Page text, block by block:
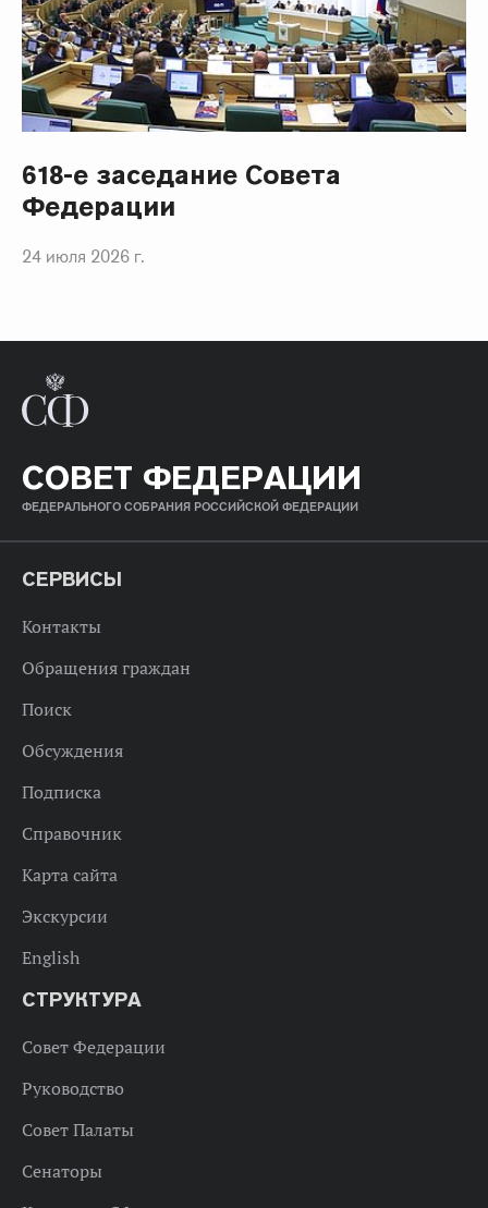
618-е заседание Совета
Федерации
24 июля 2026 г.
СОВЕТ ФЕДЕРАЦИИ
ФЕДЕРАЛЬНОГО СОБРАНИЯ РОССИЙСКОЙ ФЕДЕРАЦИИ
СЕРВИСЫ
Контакты
Обращения граждан
Поиск
Обсуждения
Подписка
Справочник
Карта сайта
Экскурсии
English
СТРУКТУРА
Совет Федерации
Руководство
Совет Палаты
Сенаторы